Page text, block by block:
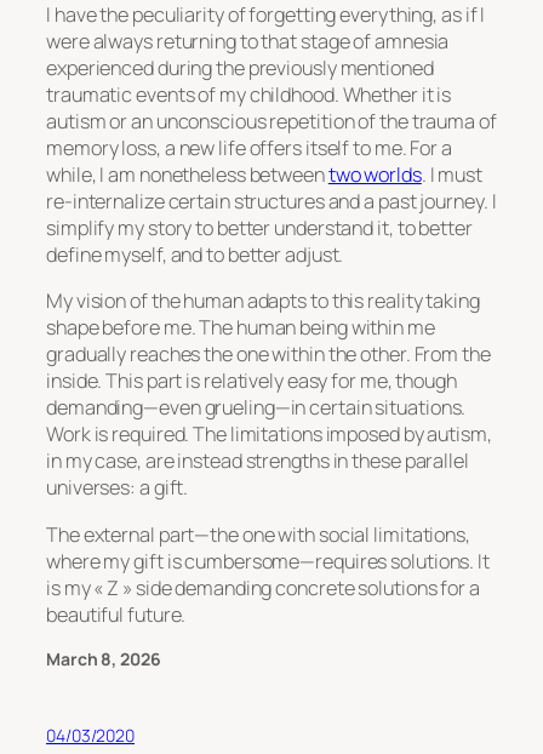
I have the peculiarity of forgetting everything, as if I
were always returning to that stage of amnesia
experienced during the previously mentioned
traumatic events of my childhood. Whether it is
autism or an unconscious repetition of the trauma of
memory loss, a new life offers itself to me. For a
while, I am nonetheless betweentwo worlds. I must
re-internalize certain structures and a past journey. I
simplify my story to better understand it, to better
define myself, and to better adjust.
My vision of the human adapts to this reality taking
shape before me. The human being within me
gradually reaches the one within the other. From the
inside. This part is relatively easy for me, though
demanding—even grueling—in certain situations.
Work is required. The limitations imposed by autism,
in my case, are instead strengths in these parallel
universes: a gift.
The external part—the one with social limitations,
where my gift is cumbersome—requires solutions. It
is my « Z » side demanding concrete solutions for a
beautiful future.
March 8, 2026
04/03/2020